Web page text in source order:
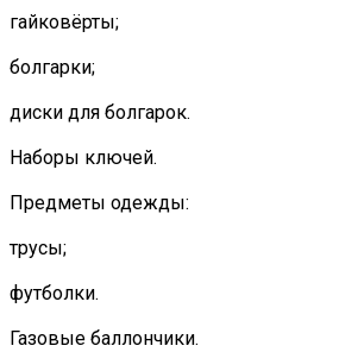
гайковёрты;
болгарки;
диски для болгарок.
Наборы ключей.
Предметы одежды:
трусы;
футболки.
Газовые баллончики.